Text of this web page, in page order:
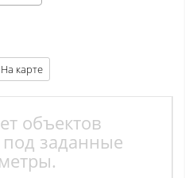
На карте
объектов
заданные